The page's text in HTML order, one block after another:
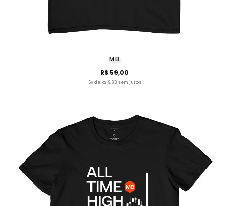
MB
R$ 59,00
6x de R$ 9,83 sem juros